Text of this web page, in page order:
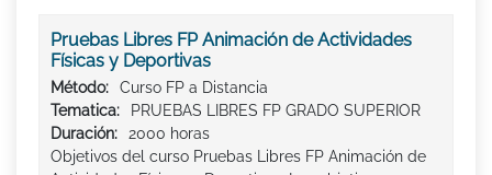
Pruebas Libres FP Animación de Actividades
Físicas y Deportivas
Método:
Curso FP a Distancia
Tematica:
PRUEBAS LIBRES FP GRADO SUPERIOR
Duración:
2000 horas
Objetivos del curso Pruebas Libres FP Animación de